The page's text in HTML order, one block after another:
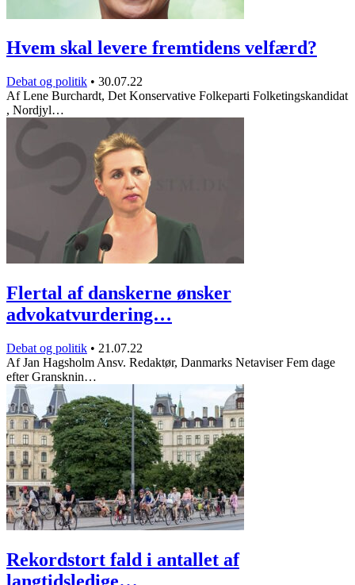
Hvem skal levere fremtidens velfærd?
Debat og politik • 30.07.22
Af Lene Burchardt, Det Konservative Folkeparti Folketingskandidat
, Nordjyl…
Flertal af danskerne ønsker
advokatvurdering…
Debat og politik • 21.07.22
Af Jan Hagsholm Ansv. Redaktør, Danmarks Netaviser Fem dage
efter Gransknin…
Rekordstort fald i antallet af